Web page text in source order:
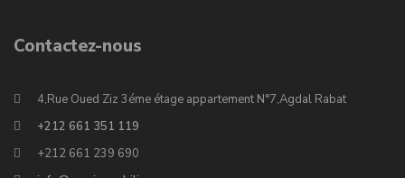
Contactez-nous
4,Rue Oued Ziz 3éme étage appartement N°7,Agdal Rabat
+212 661 351 119
+212 661 239 690